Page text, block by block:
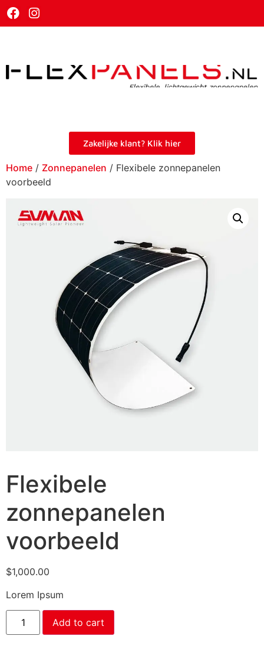
Zakelijke klant? Klik hier
Home / Zonnepanelen / Flexibele zonnepanelen
voorbeeld
Flexibele
zonnepanelen
voorbeeld
$1,000.00
Lorem Ipsum
Add to cart